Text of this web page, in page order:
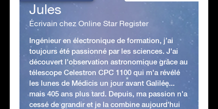
Jules
Écrivain chez Online Star Register
Ingénieur en électronique de formation, j’ai
toujours été passionné par les sciences. J'ai
découvert l'observation astronomique grâce au
télescope Celestron CPC 1100 qui m'a révélé
les lunes de Médicis un jour avant Galilée...
mais 405 ans plus tard. Depuis, ma passion n'a
cessé de grandir et je la combine aujourd'hui